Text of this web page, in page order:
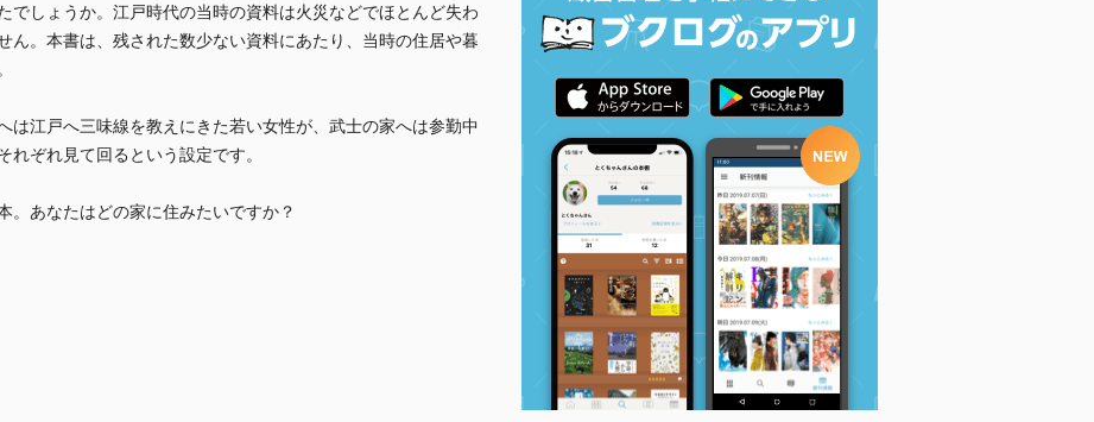
でしょうか。江戸時代の当時の資料は火災などでほとんど失わ
ん。本書は、残された数少ない資料にあたり、当時の住居や暮
は江戸へ三味線を教えにきた若い女性が、武士の家へは参勤中
ぞれ見て回るという設定です。
。あなたはどの家に住みたいですか？